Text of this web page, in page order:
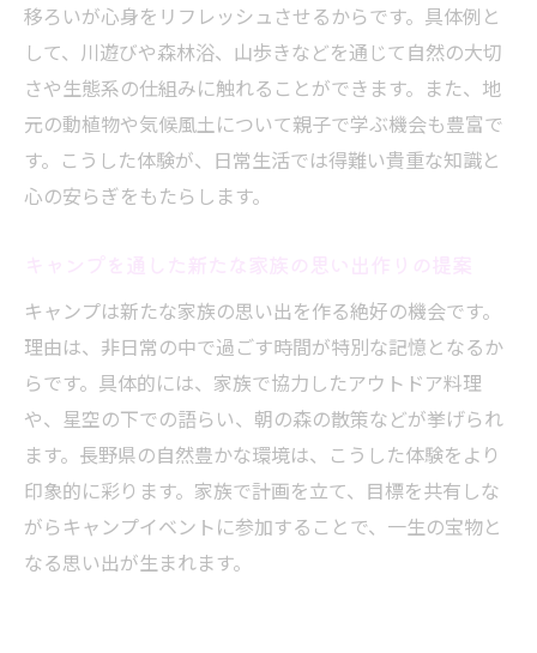
移ろいが心身をリフレッシュさせるからです。具体例と
して、川遊びや森林浴、山歩きなどを通じて自然の大切
さや生態系の仕組みに触れることができます。また、地
元の動植物や気候風土について親子で学ぶ機会も豊富で
す。こうした体験が、日常生活では得難い貴重な知識と
心の安らぎをもたらします。
キャンプは新たな家族の思い出を作る絶好の機会です。
理由は、非日常の中で過ごす時間が特別な記憶となるか
らです。具体的には、家族で協力したアウトドア料理
や、星空の下での語らい、朝の森の散策などが挙げられ
ます。長野県の自然豊かな環境は、こうした体験をより
印象的に彩ります。家族で計画を立て、目標を共有しな
がらキャンプイベントに参加することで、一生の宝物と
なる思い出が生まれます。